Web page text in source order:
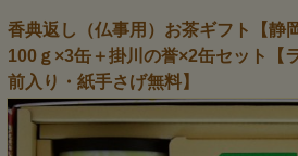
香典返し（仏事用）お茶ギフト【静
100ｇ×3缶＋掛川の誉×2缶セット【
前入り・紙手さげ無料】